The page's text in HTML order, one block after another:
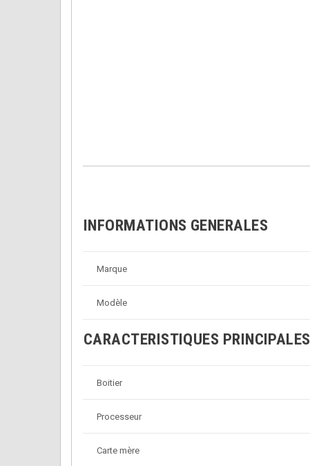
INFORMATIONS GENERALES
Marque
Modèle
CARACTERISTIQUES PRINCIPALES
Boitier
Processeur
Carte mère